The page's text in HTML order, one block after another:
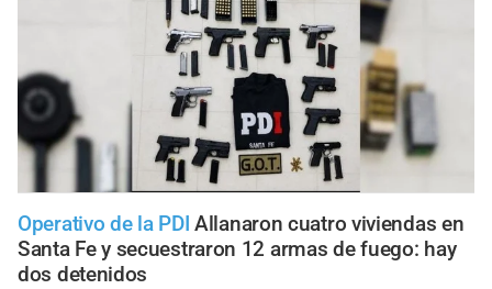
Operativo de la PDI Allanaron cuatro viviendas en
Santa Fe y secuestraron 12 armas de fuego: hay
dos detenidos